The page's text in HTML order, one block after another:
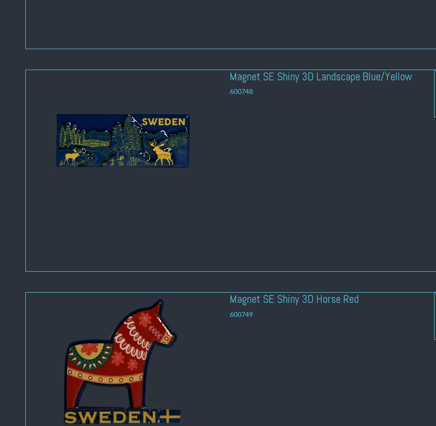
Magnet SE Shiny 3D Landscape Blue/Yellow
600748
Magnet SE Shiny 3D Horse Red
600749